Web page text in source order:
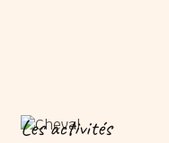
Les activités